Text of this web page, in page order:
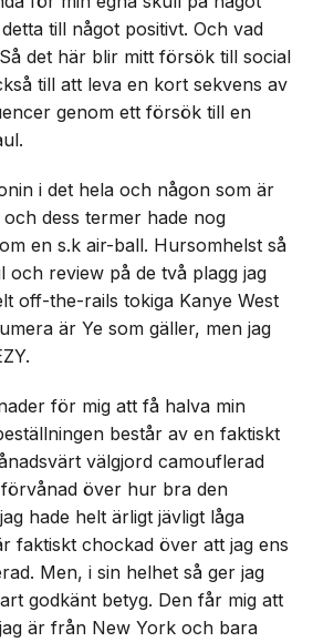
till något positivt. Och vad
det här blir mitt försök till social
till att leva en kort sekvens av
genom ett försök till en
i det hela och någon som är
dess termer hade nog
en s.k air-ball. Hursomhelst så
och review på de två plagg jag
off-the-rails tokiga Kanye West
är Ye som gäller, men jag
för mig att få halva min
består av en faktiskt
välgjord camouflerad
över hur bra den
hade helt ärligt jävligt låga
faktiskt chockad över att jag ens
Men, i sin helhet så ger jag
godkänt betyg. Den får mig att
är från New York och bara